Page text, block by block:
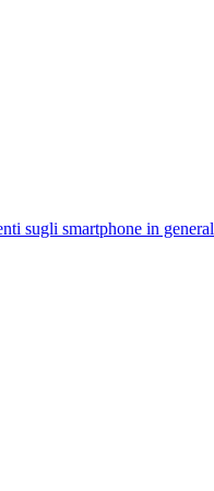
sugli smartphone in